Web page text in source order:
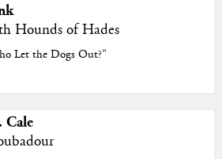
Hounds of Hades
Let the Dogs Out?"
Cale